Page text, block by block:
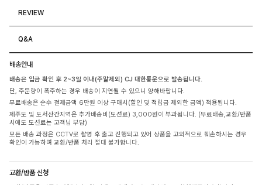
REVIEW
Q&A
배송안내
배송은 입금 확인 후 2~3일 이내(주말제외) CJ 대한통운으로 발송됩니다.
단, 주문량이 폭주하는 경우 배송이 지연될 수 있으니 양해바랍니다.
무료배송은 순수 결제금액 6만원 이상 구매시(할인 및 적립금 제외한 금액) 적용됩니다.
제주도 및 도서산간지역은 추가배송비(도선료) 3,000원이 부과됩니다. (무료배송,교환/반품
시에도 도선료는 고객님 부담)
모든 배송 과정은 CCTV로 촬영 후 출고 진행되고 있어 상품을 고의적으로 훼손하시는 경우
확인이 가능하며 교환/반품 처리 절대 불가합니다.
교환/반품 신청